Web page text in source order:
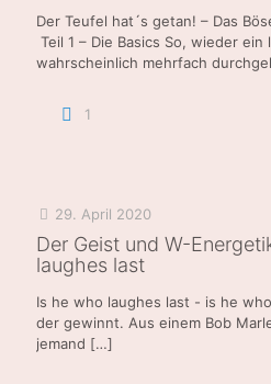
Der Teufel hat´s getan! – Das
Teil 1 – Die Basics So, wieder
wahrscheinlich mehrfach
1
29. April 2020
Der Geist und W-
laughes last
Is he who laughes last - is he
der gewinnt. Aus einem Bob
jemand […]